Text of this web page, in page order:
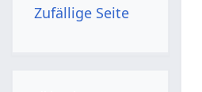
Zufällige Seite